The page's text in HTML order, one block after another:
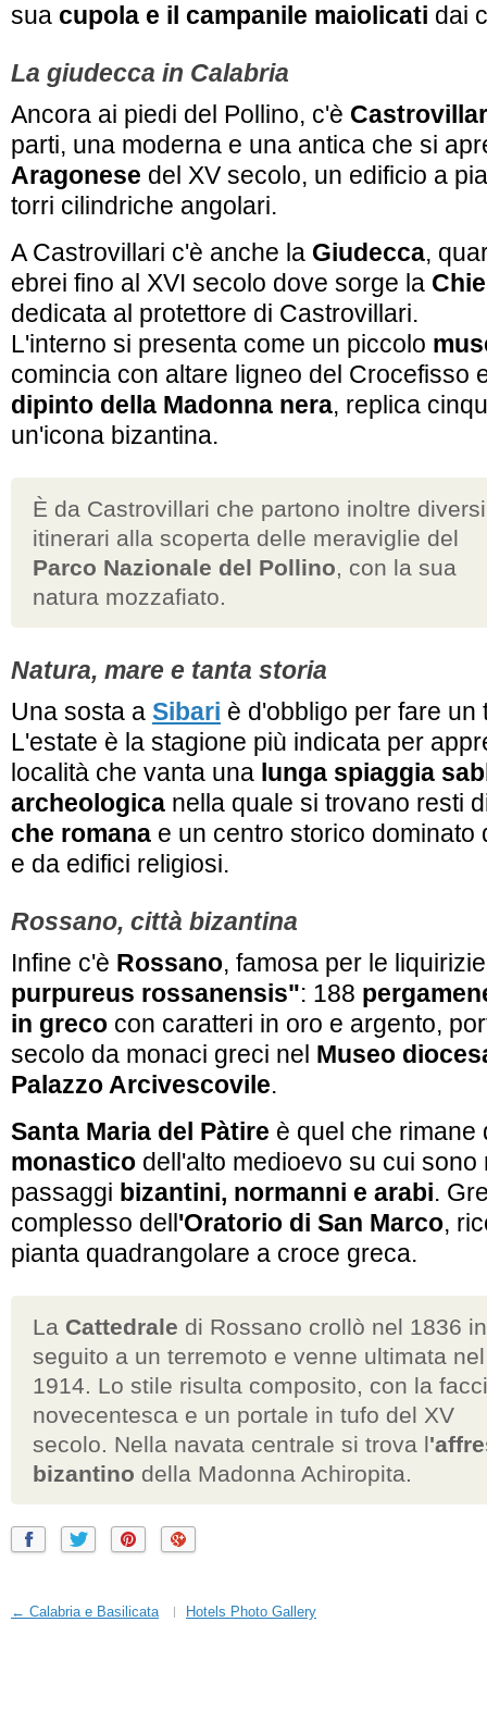
sua cupola e il campanile maiolicati dai
La giudecca in Calabria
Ancora ai piedi del Pollino, c'è
parti, una moderna e una antica che si
Aragonese del XV secolo, un edificio a
torri cilindriche angolari.
A Castrovillari c'è anche la Giudecca,
ebrei fino al XVI secolo dove sorge la
dedicata al protettore di Castrovillari.
L'interno si presenta come un piccolo
comincia con altare ligneo del Crocefisso
dipinto della Madonna nera, replica
un'icona bizantina.
È da Castrovillari che partono inoltre diversi
itinerari alla scoperta delle meraviglie del
Parco Nazionale del Pollino, con la sua
natura mozzafiato.
Natura, mare e tanta storia
Una sosta a Sibari è d'obbligo per fare un
L'estate è la stagione più indicata per
località che vanta una lunga spiaggia
archeologica nella quale si trovano resti
che romana e un centro storico dominato
e da edifici religiosi.
Rossano, città bizantina
Infine c'è Rossano, famosa per le
purpureus rossanensis": 188
in greco con caratteri in oro e argento,
secolo da monaci greci nel Museo
Palazzo Arcivescovile.
Santa Maria del Pàtire è quel che rimane
monastico dell'alto medioevo su cui sono
passaggi bizantini, normanni e arabi.
complesso dell'Oratorio di San Marco,
pianta quadrangolare a croce greca.
La Cattedrale di Rossano crollò nel 1836 in
seguito a un terremoto e venne ultimata nel
1914. Lo stile risulta composito, con la
novecentesca e un portale in tufo del XV
secolo. Nella navata centrale si trova l
bizantino della Madonna Achiropita.
← Calabria e Basilicata Hotels Photo Gallery